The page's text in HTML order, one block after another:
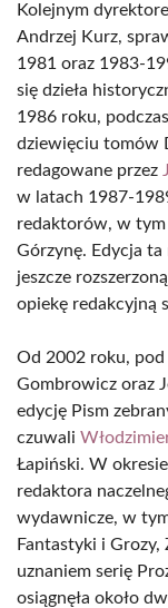
Kolejnym
Andrzej Kurz,
1981 oraz 1983-
się dzieła
1986 roku,
dziewięciu tomów
redagowane przez
w latach 1987-
redaktorów, w tym
Górzynę. Edycja
jeszcze
opiekę redakcyjną
Od 2002 roku,
Gombrowicz oraz
edycję Pism
czuwali
Łapiński. W
redaktora
wydawnicze, w
Fantastyki i Grozy,
uznaniem serię
osiągnęła około